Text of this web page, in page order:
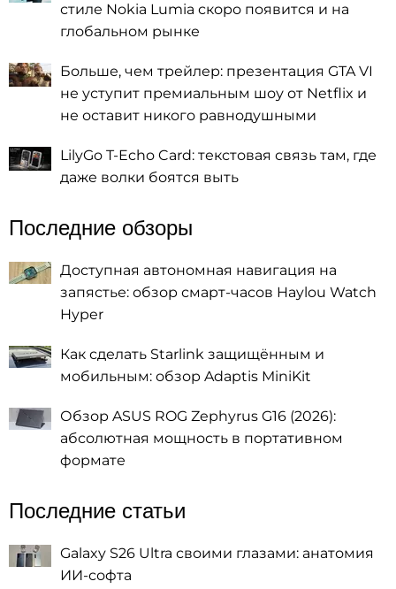
стиле Nokia Lumia скоро появится и на
глобальном рынке
Больше, чем трейлер: презентация GTA VI
не уступит премиальным шоу от Netflix и
не оставит никого равнодушными
LilyGo T-Echo Card: текстовая связь там, где
даже волки боятся выть
Последние обзоры
Доступная автономная навигация на
запястье: обзор смарт-часов Haylou Watch
Hyper
Как сделать Starlink защищённым и
мобильным: обзор Adaptis MiniKit
Обзор ASUS ROG Zephyrus G16 (2026):
абсолютная мощность в портативном
формате
Последние статьи
Galaxy S26 Ultra своими глазами: анатомия
ИИ-софта